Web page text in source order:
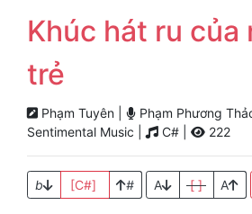
Khúc hát ru của
trẻ
Phạm Tuyên | Phạm Phương
Sentimental Music |
C# | 222
b [C#] # A [ ] A